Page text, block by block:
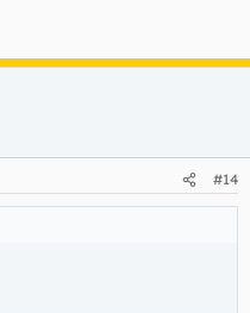
#14